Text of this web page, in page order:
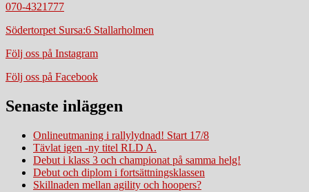
070-4321777
Södertorpet Sursa:6 Stallarholmen
Följ oss på Instagram
Följ oss på Facebook
Senaste inläggen
Onlineutmaning i rallylydnad! Start 17/8
Tävlat igen -ny titel RLD A.
Debut i klass 3 och championat på samma helg!
Debut och diplom i fortsättningsklassen
Skillnaden mellan agility och hoopers?